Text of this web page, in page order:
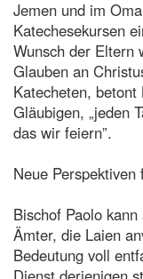
Jemen und im
Katechesekursen
Wunsch der Eltern
Glauben an
Katecheten,
Gläubigen, „jeden
das wir feiern”.
Neue
Bischof Paolo
Ämter, die Laien
Bedeutung voll